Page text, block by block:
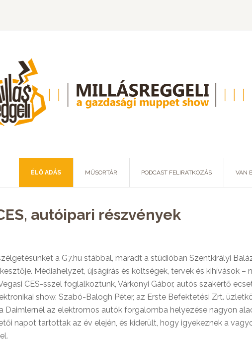
ÉLŐ ADÁS MŰSORTÁR PODCAST FELIRATKOZÁS VAN
autóipari részvények
a G7.hu stábbal, maradt a stúdióban Szentkirályi
Médiahelyzet, újságírás és költségek, tervek és kihívások
CES-sszel foglalkoztunk, Várkonyi Gábor, autós szakértő
show. Szabó-Balogh Péter, az Erste Befektetési Zrt.
Daimlernél az elektromos autók forgalomba helyezése nagyon
napot tartottak az év elején, és kiderült, hogy igyekeznek a